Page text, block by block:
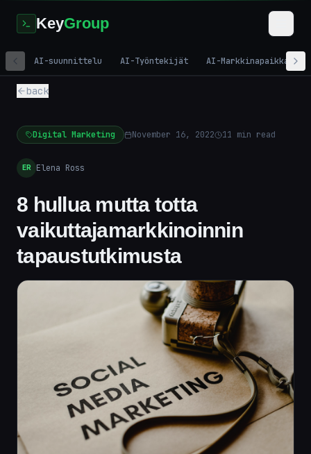
KeyGroup
AI-suunnittelu AI-Työntekijät AI-Markkinapaikka
back
Digital Marketing November 16, 2022 11 min read
ER Elena Ross
8 hullua mutta totta
vaikuttajamarkkinoinnin
tapaustutkimusta